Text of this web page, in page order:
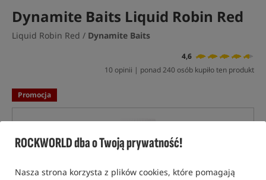
ROCKWORLD dba o Twoją prywatność!
Nasza strona korzysta z plików cookies, które pomagają
Dynamite Baits Liquid Robin Red
Liquid Robin Red / Dynamite Baits
4,6
10 opinii | ponad 240 osób kupiło ten produkt
Promocja